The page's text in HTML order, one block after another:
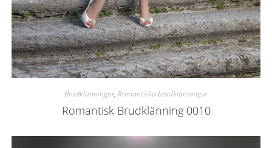
Brudklänningar, Romantiska brudklänningar
Romantisk Brudklänning 0010